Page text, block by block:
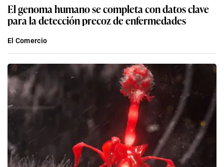
El genoma humano se completa con datos clave
para la detección precoz de enfermedades
El Comercio